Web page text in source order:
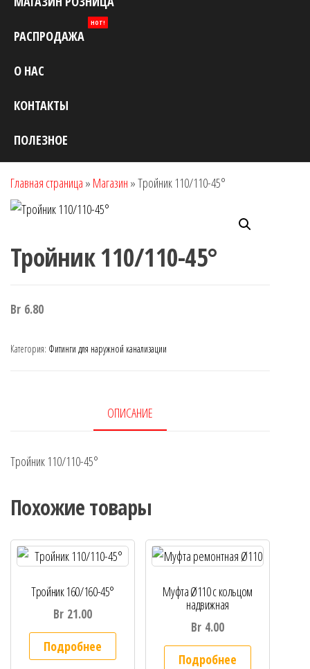
РАСПРОДАЖА
HOT!
О НАС
КОНТАКТЫ
ПОЛЕЗНОЕ
Главная страница » Магазин »Тройник 110/110-45°
Тройник 110/110-45°
Br 6.80
Категория: Фитинги для наружной канализации
ОПИСАНИЕ
Тройник 110/110-45°
Похожие товары
Тройник 160/160-45°
Br 21.00
Подробнее
Муфта Ø110 с кольцом
надвижная
Br 4.00
Подробнее